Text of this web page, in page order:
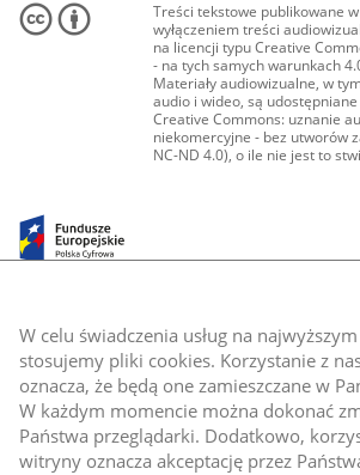
W celu świadczenia usług na
stosujemy pliki cookies. Korzystanie z
oznacza, że będą one zamieszczane w
W każdym momencie można dokonać
Państwa przeglądarki. Dodatkowo,
witryny oznacza akceptację przez
Treści tekstowe publikowane
wyłączeniem treści
na licencji typu Creative
- na tych samych warunkach
Materiały audiowizualne, w
audio i wideo, są
Creative Commons: uznanie
niekomercyjne - bez utworów
NC-ND 4.0), o ile nie jest to